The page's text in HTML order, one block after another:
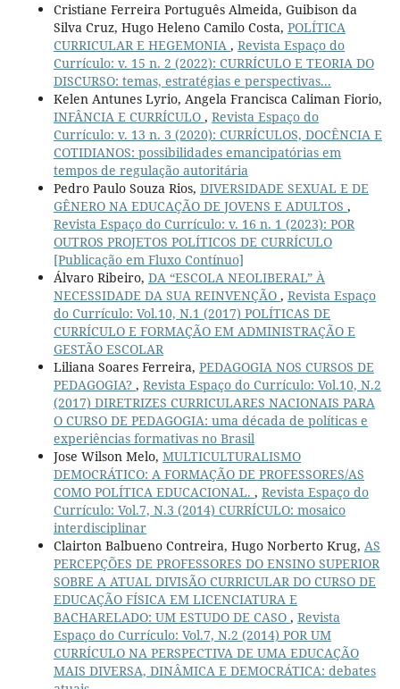
Cristiane Ferreira Português Almeida, Guibison da
Silva Cruz, Hugo Heleno Camilo Costa, POLÍTICA
CURRICULAR E HEGEMONIA , Revista Espaço do
Currículo: v. 15 n. 2 (2022): CURRÍCULO E TEORIA DO
DISCURSO: temas, estratégias e perspectivas...
Kelen Antunes Lyrio, Angela Francisca Caliman Fiorio,
INFÂNCIA E CURRÍCULO , Revista Espaço do
Currículo: v. 13 n. 3 (2020): CURRÍCULOS, DOCÊNCIA E
COTIDIANOS: possibilidades emancipatórias em
tempos de regulação autoritária
Pedro Paulo Souza Rios, DIVERSIDADE SEXUAL E DE
GÊNERO NA EDUCAÇÃO DE JOVENS E ADULTOS ,
Revista Espaço do Currículo: v. 16 n. 1 (2023): POR
OUTROS PROJETOS POLÍTICOS DE CURRÍCULO
[Publicação em Fluxo Contínuo]
Álvaro Ribeiro, DA “ESCOLA NEOLIBERAL” À
NECESSIDADE DA SUA REINVENÇÃO , Revista Espaço
do Currículo: Vol.10, N.1 (2017) POLÍTICAS DE
CURRÍCULO E FORMAÇÃO EM ADMINISTRAÇÃO E
GESTÃO ESCOLAR
Liliana Soares Ferreira, PEDAGOGIA NOS CURSOS DE
PEDAGOGIA? , Revista Espaço do Currículo: Vol.10, N.2
(2017) DIRETRIZES CURRICULARES NACIONAIS PARA
O CURSO DE PEDAGOGIA: uma década de políticas e
experiências formativas no Brasil
Jose Wilson Melo, MULTICULTURALISMO
DEMOCRÁTICO: A FORMAÇÃO DE PROFESSORES/AS
COMO POLÍTICA EDUCACIONAL. , Revista Espaço do
Currículo: Vol.7, N.3 (2014) CURRÍCULO: mosaico
interdisciplinar
Clairton Balbueno Contreira, Hugo Norberto Krug, AS
PERCEPÇÕES DE PROFESSORES DO ENSINO SUPERIOR
SOBRE A ATUAL DIVISÃO CURRICULAR DO CURSO DE
EDUCAÇÃO FÍSICA EM LICENCIATURA E
BACHARELADO: UM ESTUDO DE CASO , Revista
Espaço do Currículo: Vol.7, N.2 (2014) POR UM
CURRÍCULO NA PERSPECTIVA DE UMA EDUCAÇÃO
MAIS DIVERSA, DINÂMICA E DEMOCRÁTICA: debates